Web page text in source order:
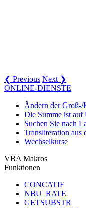
❮ Previous Next ❯
ONLINE-DIENSTE
Ändern der Groß-/
Die Summe ist auf
Suchen Sie nach
Transliteration aus
Wechselkurse
VBA Makros
Funktionen
CONCATIF
NBU_RATE
GETSUBSTR